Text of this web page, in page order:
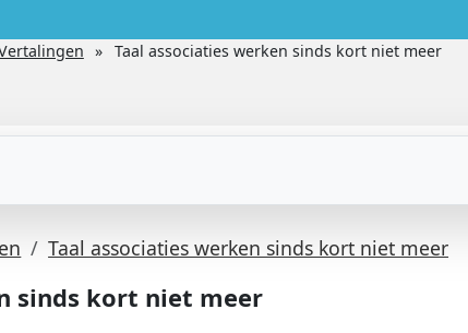
Taal associaties werken sinds kort niet meer
Taal associaties werken sinds kort niet meer
sinds kort niet meer